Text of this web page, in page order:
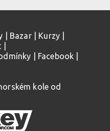
Bazar| Kurzy
Facebook
kole od